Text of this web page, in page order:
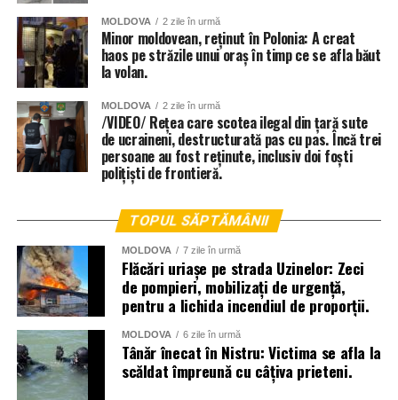
MOLDOVA 2 zile în urmă
Minor moldovean, reținut în Polonia: A creat
haos pe străzile unui oraș în timp ce se afla băut
la volan.
MOLDOVA 2 zile în urmă
/VIDEO/ Rețea care scotea ilegal din țară sute
de ucraineni, destructurată pas cu pas. Încă trei
persoane au fost reținute, inclusiv doi foști
polițiști de frontieră.
TOPUL SĂPTĂMÂNII
MOLDOVA 7 zile în urmă
Flăcări uriașe pe strada Uzinelor: Zeci
de pompieri, mobilizați de urgență,
pentru a lichida incendiul de proporții.
MOLDOVA 6 zile în urmă
Tânăr înecat în Nistru: Victima se afla la
scăldat împreună cu câțiva prieteni.